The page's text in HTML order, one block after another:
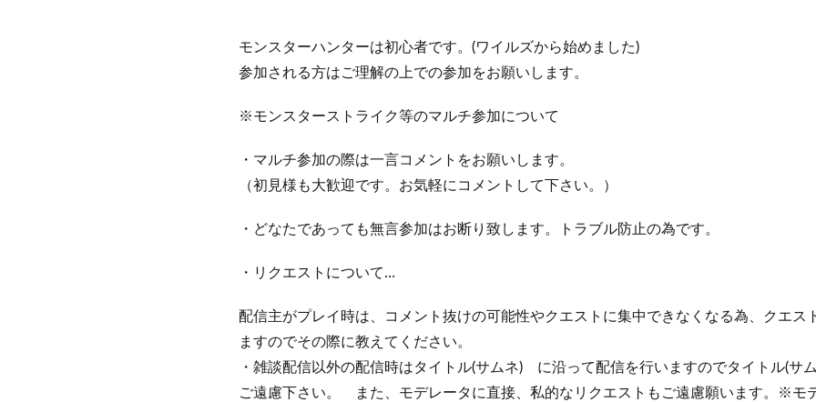
モンスターハンターは初心者です。(ワイルズから始めました)
参加される方はご理解の上での参加をお願いします。
※モンスターストライク等のマルチ参加について
・マルチ参加の際は一言コメントをお願いします。
（初見様も大歓迎です。お気軽にコメントして下さい。）
・どなたであっても無言参加はお断り致します。トラブル防止の為です。
・リクエストについて…
配信主がプレイ時は、コメント抜けの可能性やクエストに集中できなくなる為、クエス
ますのでその際に教えてください。
・雑談配信以外の配信時はタイトル(サムネ) に沿って配信を行いますのでタイトル(サ
ご遠慮下さい。 また、モデレータに直接、私的なリクエストもご遠慮願います。※モ